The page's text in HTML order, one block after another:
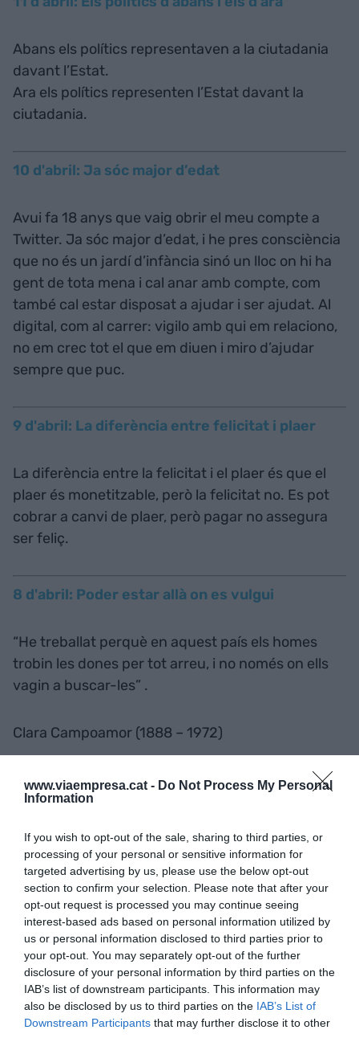
www.viaempresa.cat - Do Not Process My Personal
Information
If you wish to opt-out of the sale, sharing to third parties, or
processing of your personal or sensitive information for
targeted advertising by us, please use the below opt-out
section to confirm your selection. Please note that after your
opt-out request is processed you may continue seeing
interest-based ads based on personal information utilized by
us or personal information disclosed to third parties prior to
your opt-out. You may separately opt-out of the further
disclosure of your personal information by third parties on the
IAB’s list of downstream participants. This information may
also be disclosed by us to third parties on the IAB’s List of
Downstream Participants that may further disclose it to other
Abans els polítics representaven a la ciutadania
davant l’Estat.
Ara els polítics representen l’Estat davant la
ciutadania.
10 d'abril: Ja sóc major d’edat
Avui fa 18 anys que vaig obrir el meu compte a
Twitter. Ja sóc major d’edat, i he pres consciència
que no és un jardí d’infància sinó un lloc on hi ha
gent de tota mena i cal anar amb compte, com
també cal estar disposat a ajudar i ser ajudat. Al
digital, com al carrer: vigilo amb qui em relaciono,
no em crec tot el que em diuen i miro d’ajudar
sempre que puc.
9 d'abril: La diferència entre felicitat i plaer
La diferència entre la felicitat i el plaer és que el
plaer és monetitzable, però la felicitat no. Es pot
cobrar a canvi de plaer, però pagar no assegura
ser feliç.
8 d'abril: Poder estar allà on es vulgui
“He treballat perquè en aquest país els homes
trobin les dones per tot arreu, i no només on ells
vagin a buscar-les” .
Clara Campoamor (1888 – 1972)
Advocada, escriptora i política
7 d'abril: L’espai públic és zona de risc
Moltes de les persones que més podrien oferir al
grup no estan disposades a assumir el desgast
que comporta participar en l'espai públic. Deixar-
se veure i expressar opinió pot sortir car, i és
estrany trobar gent disposada a rebre pals d’una
manera tan gratuïta.